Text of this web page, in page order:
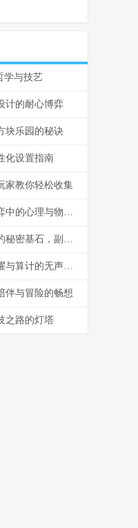
学与技艺
计的耐心博弈
块乐园的秘诀
化设置指南
家教你轻松收集
和平精英旋转陀螺是什么，战术博弈中的心理与物理轴心
我的世界黑帮仓库指令，帮派管理的秘密基石，副标题，指令构筑的地下秩序与财富堡垒
王者荣耀卡分巅峰赛，一场关于荣耀与算计的无声战争
伴与冒险的畅想
之路的灯塔